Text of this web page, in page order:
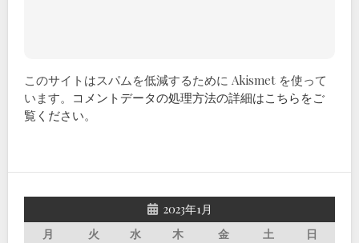
このサイトはスパムを低減するために Akismet を使って
います。 コメントデータの処理方法の詳細はこちらをご
覧ください。
2023年1月
月
火 水 木 金 土
日